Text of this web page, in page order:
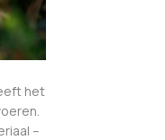
het
–